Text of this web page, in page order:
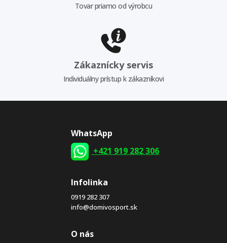
Tovar priamo od výrobcu
Zákaznícky servis
Individuálny prístup k zákazníkovi
WhatsApp
+421 919 282 306
Infolinka
0919 282 307
info@domivosport.sk
O nás